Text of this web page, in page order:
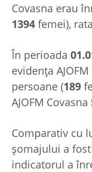
Covasna erau
1394 femei),
În perioada
evidenţa
persoane (189
AJOFM Covasna
Comparativ cu
șomajului a
indicatorul a